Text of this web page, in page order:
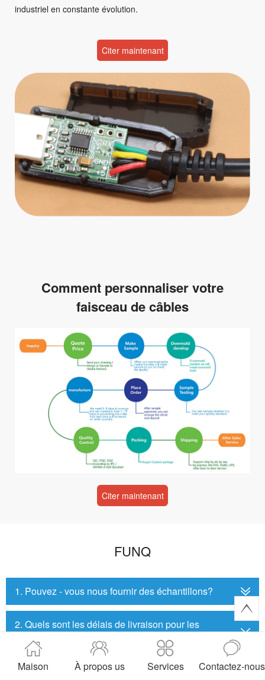
industriel en constante évolution.
Citer maintenant
Comment personnaliser votre
faisceau de câbles
Citer maintenant
FUNQ
1. Pouvez - vous nous fournir des échantillons?
2. Quels sont les délais de livraison pour les
commandes régulières?
3. Quels modes de paiement soutenez - vous?
Maison À propos us Services Contactez-nous